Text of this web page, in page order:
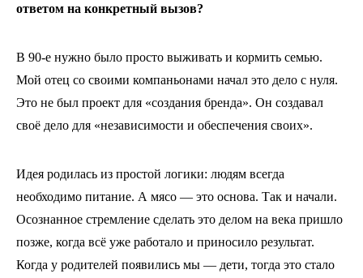
ответом на конкретный вызов?
В 90-е нужно было просто выживать и кормить семью.
Мой отец со своими компаньонами начал это дело с нуля.
Это не был проект для «создания бренда». Он создавал
своё дело для «независимости и обеспечения своих».
Идея родилась из простой логики: людям всегда
необходимо питание. А мясо — это основа. Так и начали.
Осознанное стремление сделать это делом на века пришло
позже, когда всё уже работало и приносило результат.
Когда у родителей появились мы — дети, тогда это стало